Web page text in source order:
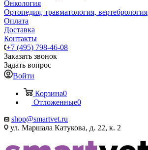
Онкология
Ортопедия, травматология, вертебрология
Оплата
Доставка
Контакты
+7 (495) 798-46-08
Заказать звонок
Задать вопрос
Войти
Корзина0
Отложенные0
shop@smartvet.ru
ул. Маршала Катукова, д. 22, к. 2